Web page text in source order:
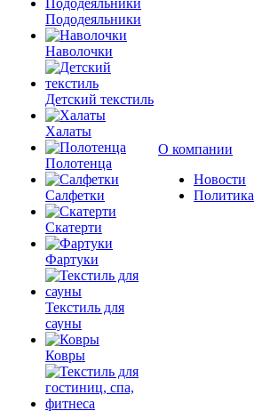
Пододеяльники
Наволочки
Детский текстиль
Халаты
Полотенца
Салфетки
Скатерти
Фартуки
Текстиль для
сауны
Ковры
О компании
Новости
Политика